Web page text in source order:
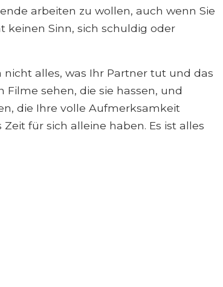
arbeiten zu wollen, auch wenn Sie
keinen Sinn, sich schuldig oder
nicht alles, was Ihr Partner tut und das
sehen, die sie hassen, und
die Ihre volle Aufmerksamkeit
für sich alleine haben. Es ist alles